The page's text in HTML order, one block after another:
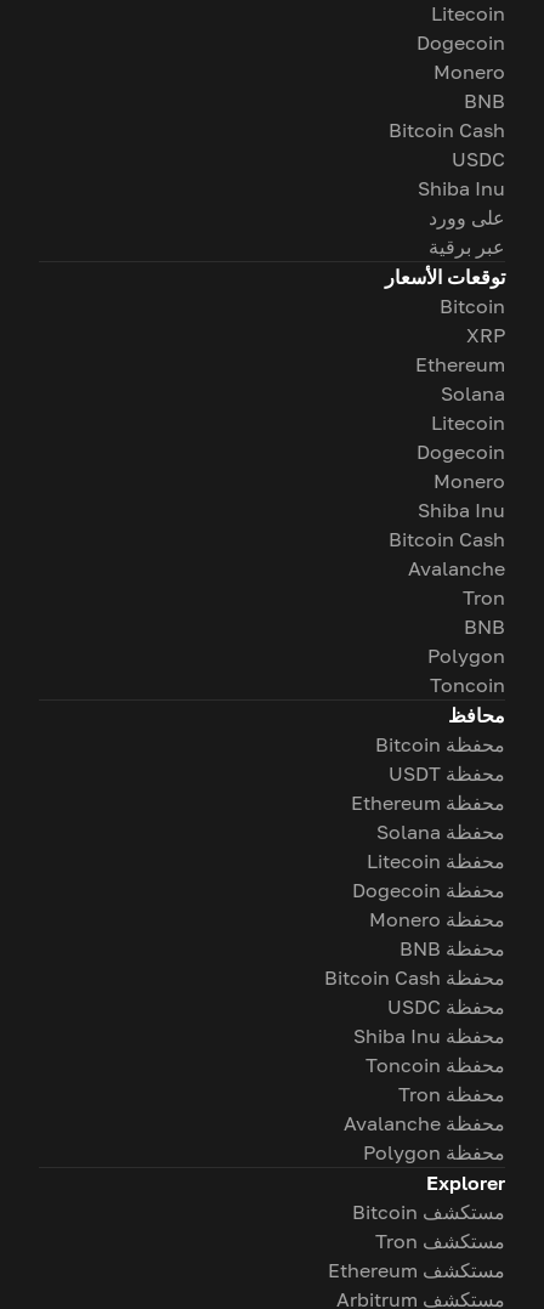
Litecoin
Dogecoin
Monero
BNB
Bitcoin Cash
USDC
Shiba Inu
على وورد
عبر برقية
توقعات الأسعار
Bitcoin
XRP
Ethereum
Solana
Litecoin
Dogecoin
Monero
Shiba Inu
Bitcoin Cash
Avalanche
Tron
BNB
Polygon
Toncoin
محافظ
محفظة Bitcoin
محفظة USDT
محفظة Ethereum
محفظة Solana
محفظة Litecoin
محفظة Dogecoin
محفظة Monero
محفظة BNB
محفظة Bitcoin Cash
محفظة USDC
محفظة Shiba Inu
محفظة Toncoin
محفظة Tron
محفظة Avalanche
محفظة Polygon
Explorer
مستكشف Bitcoin
مستكشف Tron
مستكشف Ethereum
مستكشف Arbitrum